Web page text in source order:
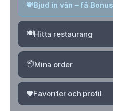
💸Bjud in vän – få Bonus
🍽️Hitta restaurang
📦Mina order
❤️Favoriter och profil